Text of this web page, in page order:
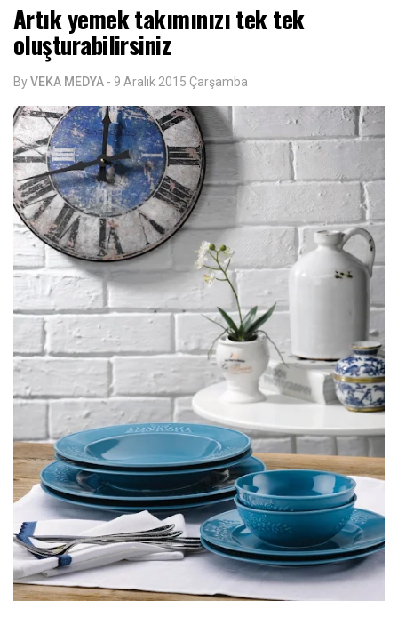
Artık yemek takımınızı tek tek
oluşturabilirsiniz
ByVEKA MEDYA - 9 Aralık 2015 Çarşamba